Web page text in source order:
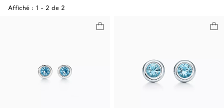
Affiché : 1 - 2 de 2